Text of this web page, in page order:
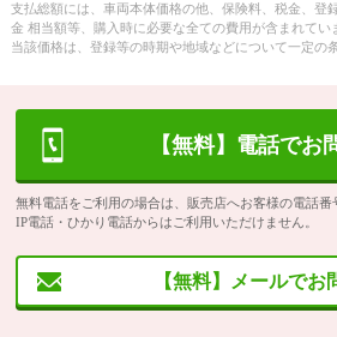
支払総額には、車両本体価格の他、保険料、税金、登
金 相当額等、購入時に必要な全ての費用が含まれてい
当該価格は、登録等の時期や地域などについて一定の
【無料】電話でお
無料電話をご利用の場合は、販売店へお客様の電話番
IP電話・ひかり電話からはご利用いただけません。
【無料】メールでお